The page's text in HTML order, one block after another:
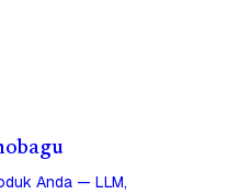
Anda — LLM,